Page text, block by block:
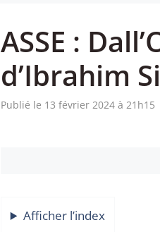
ASSE :
d’Ibrahim
Publié le 13 février 2024 à 21h15
Afficher l’index